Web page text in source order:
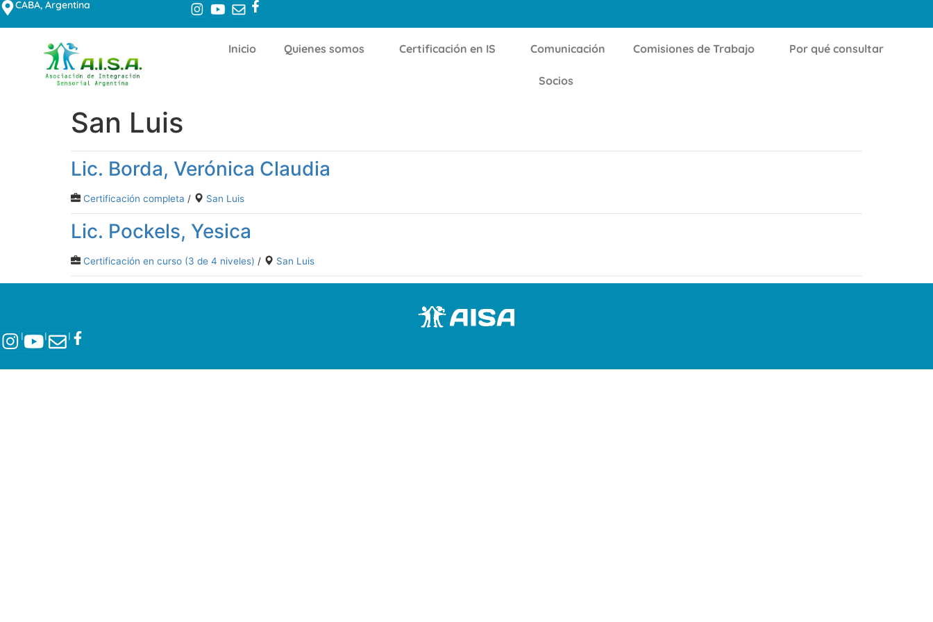
CABA, Argentina
Inicio Quienes somos Certificación en IS Comunicación Comisiones de Trabajo Por qué consultar
Socios
San Luis
Lic. Borda, Verónica Claudia
Certificación completa / San Luis
Lic. Pockels, Yesica
Certificación en curso (3 de 4 niveles) / San Luis
l l l